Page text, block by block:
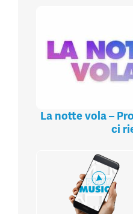
La notte vola –
ci